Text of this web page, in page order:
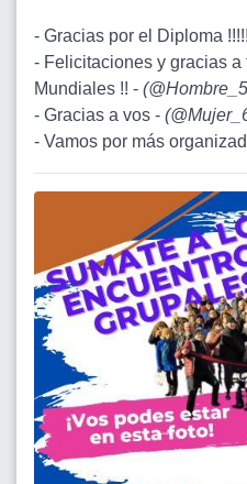
- Gracias por el Diploma
- Felicitaciones y gracias
Mundiales !! - (
- Gracias a vos - (
- Vamos por más